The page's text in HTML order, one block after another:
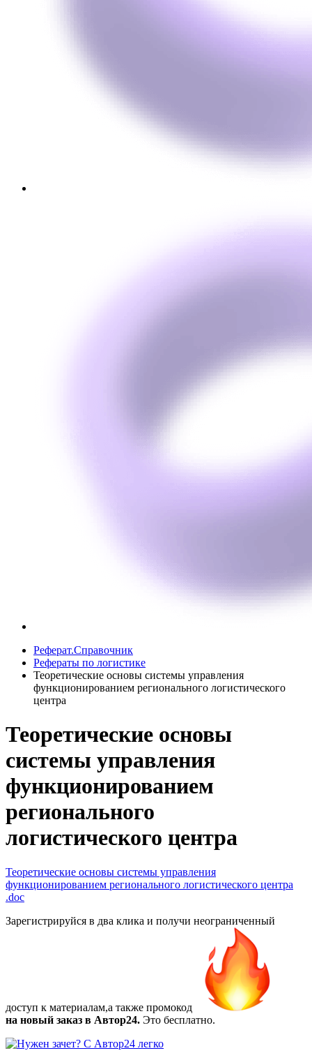
Реферат.Справочник
Рефераты по логистике
Теоретические основы системы управления
функционированием регионального логистического
центра
Теоретические основы
системы управления
функционированием
регионального
логистического центра
Теоретические основы системы управления
функционированием регионального логистического центра
.doc
Зарегистрируйся в два клика и получи неограниченный
доступ к материалам,а также промокод
на новый заказ в Автор24. Это бесплатно.